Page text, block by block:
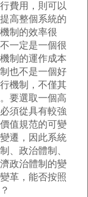
費用，則可以
高整個系統的
制的效率很
一定是一個很
制的運作成本
也不是一個好
機制，不僅其
要選取一個高
須從具有較強
值規范的可變
遷，因此系統
、政治體制、
政治體制的變
革，能否按照